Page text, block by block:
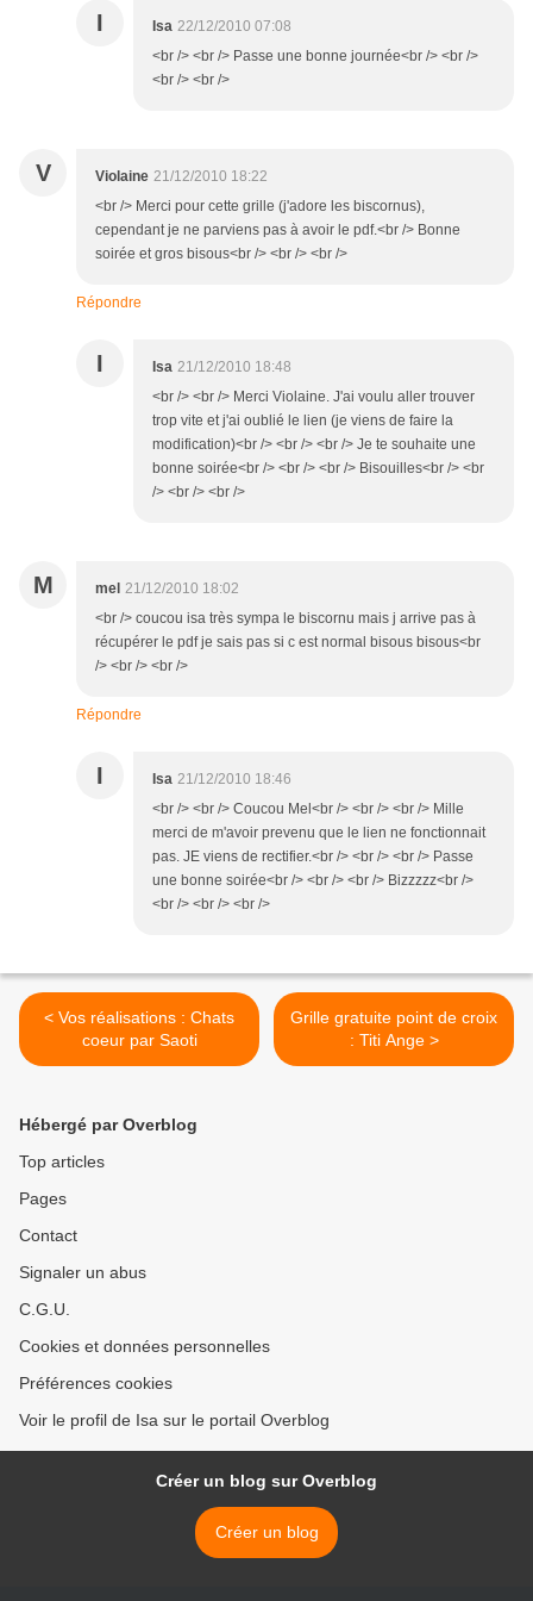
I Isa 22/12/2010 07:08
<br /> <br /> Passe une bonne journée<br /> <br />
<br /> <br />
V Violaine 21/12/2010 18:22
<br /> Merci pour cette grille (j'adore les biscornus),
cependant je ne parviens pas à avoir le pdf.<br /> Bonne
soirée et gros bisous<br /> <br /> <br />
Répondre
I Isa 21/12/2010 18:48
<br /> <br /> Merci Violaine. J'ai voulu aller trouver
trop vite et j'ai oublié le lien (je viens de faire la
modification)<br /> <br /> <br /> Je te souhaite une
bonne soirée<br /> <br /> <br /> Bisouilles<br /> <br
/> <br /> <br />
M mel 21/12/2010 18:02
<br /> coucou isa très sympa le biscornu mais j arrive pas à
récupérer le pdf je sais pas si c est normal bisous bisous<br
/> <br /> <br />
Répondre
I Isa 21/12/2010 18:46
<br /> <br /> Coucou Mel<br /> <br /> <br /> Mille
merci de m'avoir prevenu que le lien ne fonctionnait
pas. JE viens de rectifier.<br /> <br /> <br /> Passe
une bonne soirée<br /> <br /> <br /> Bizzzzz<br />
<br /> <br /> <br />
< Vos réalisations : Chats
coeur par Saoti
Grille gratuite point de croix
: Titi Ange >
Hébergé par Overblog
Top articles
Pages
Contact
Signaler un abus
C.G.U.
Cookies et données personnelles
Préférences cookies
Voir le profil de Isa sur le portail Overblog
Créer un blog sur Overblog
Créer un blog